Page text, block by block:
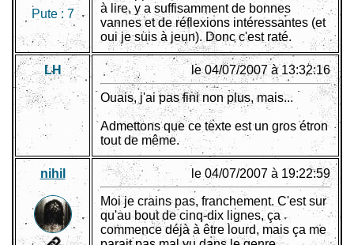
Pute : 7
à lire, y a suffisamment de bonnes
vannes et de réflexions intéressantes (et
oui je suis à jeun). Donc c'est raté.
LH le 04/07/2007 à 13:32:16
Ouais, j'ai pas fini non plus, mais...
Admettons que ce texte est un gros étron
tout de même.
nihil le 04/07/2007 à 19:22:59
Moi je crains pas, franchement. C'est sur
qu'au bout de cinq-dix lignes, ça
commence déjà à être lourd, mais ça me